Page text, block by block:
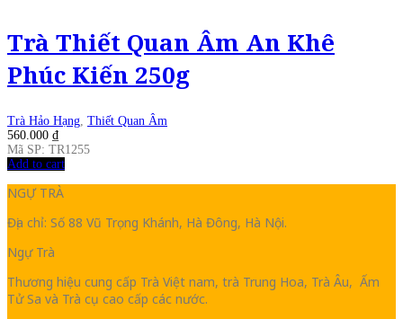
Trà Thiết Quan Âm An Khê
Phúc Kiến 250g
Trà Hảo Hạng, Thiết Quan Âm
560.000 ₫
Mã SP: TR1255
Add to cart
NGỰ TRÀ
Địa chỉ: Số 88 Vũ Trọng Khánh, Hà Đông, Hà Nội.
Ngự Trà
Thương hiệu cung cấp Trà Việt nam, trà Trung Hoa, Trà Âu, Ấm
Tử Sa và Trà cụ cao cấp các nước.